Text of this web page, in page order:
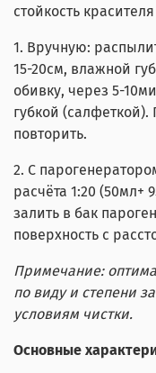
стойкость
1. Вручную:
15-20см, влажной
обивку, через 5-
губкой
повторить.
2. С
расчёта 1:20 (50мл+
залить в бак
поверхность с
Примечание:
по виду и степени
условиям чистки.
Основные